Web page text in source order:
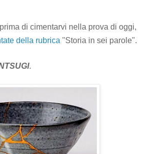
di cimentarvi nella prova di oggi,
della rubrica "Storia in sei parole".
.